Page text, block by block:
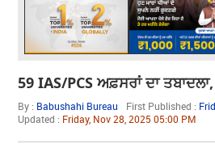
59 IAS/PCS ਅਫ਼ਸਰਾਂ ਦਾ
By : Babushahi Bureau First Published :
Updated : Friday, Nov 28, 2025 05:00 PM